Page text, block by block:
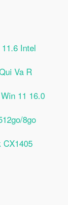
Intel
Va R
11 16.0
8go
CX1405